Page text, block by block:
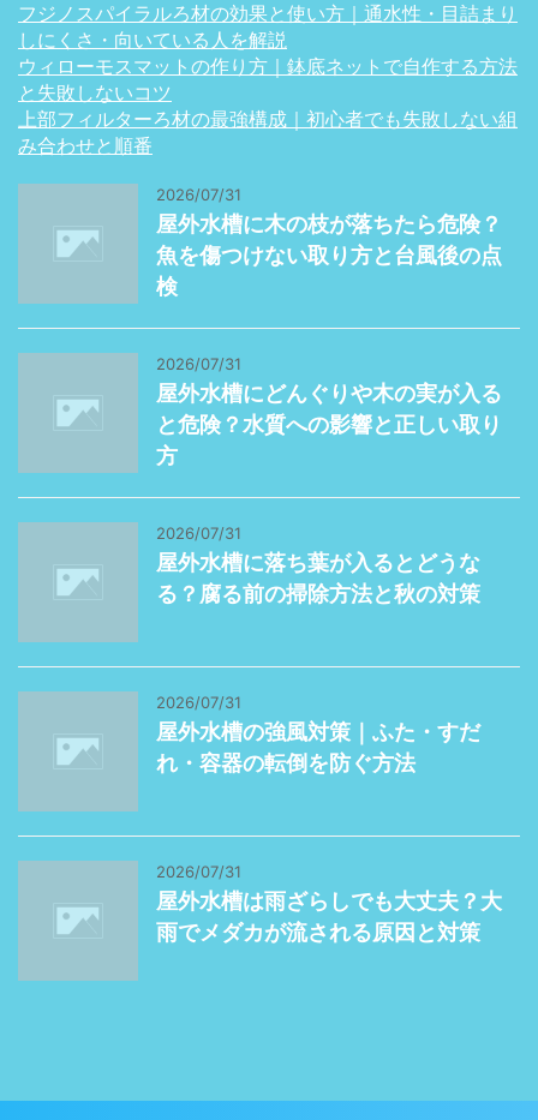
フジノスパイラルろ材の効果と使い方｜通水性・目詰まり
しにくさ・向いている人を解説
ウィローモスマットの作り方｜鉢底ネットで自作する方法
と失敗しないコツ
上部フィルターろ材の最強構成｜初心者でも失敗しない組
み合わせと順番
2026/07/31
屋外水槽に木の枝が落ちたら危険？
魚を傷つけない取り方と台風後の点
検
2026/07/31
屋外水槽にどんぐりや木の実が入る
と危険？水質への影響と正しい取り
方
2026/07/31
屋外水槽に落ち葉が入るとどうな
る？腐る前の掃除方法と秋の対策
2026/07/31
屋外水槽の強風対策｜ふた・すだ
れ・容器の転倒を防ぐ方法
2026/07/31
屋外水槽は雨ざらしでも大丈夫？大
雨でメダカが流される原因と対策